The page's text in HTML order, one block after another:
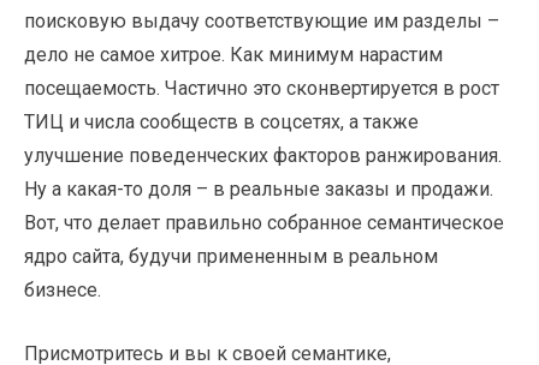
поисковую выдачу соответствующие им разделы –
дело не самое хитрое. Как минимум нарастим
посещаемость. Частично это сконвертируется в рост
ТИЦ и числа сообществ в соцсетях, а также
улучшение поведенческих факторов ранжирования.
Ну а какая-то доля – в реальные заказы и продажи.
Вот, что делает правильно собранное семантическое
ядро сайта, будучи примененным в реальном
бизнесе.
Присмотритесь и вы к своей семантике,